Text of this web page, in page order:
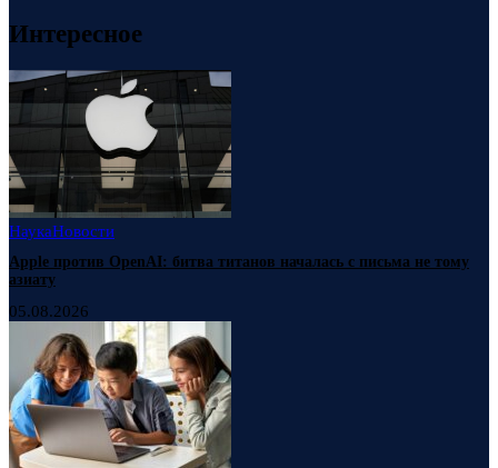
Интересное
НаукаНовости
Apple против OpenAI: битва титанов началась с письма не тому
азиату
05.08.2026